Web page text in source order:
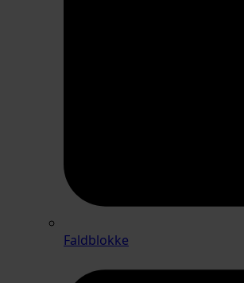
Faldblokke